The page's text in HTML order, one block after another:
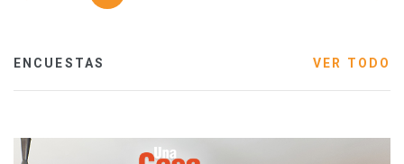
ENCUESTAS VER TODO